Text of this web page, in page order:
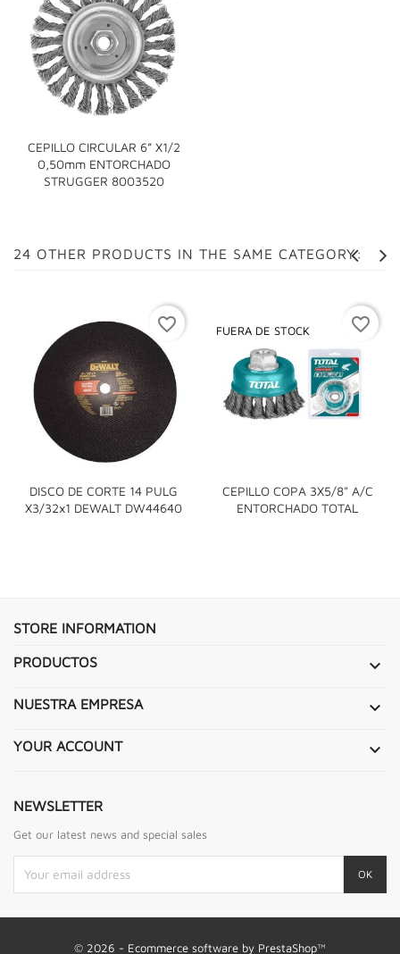
CEPILLO CIRCULAR 6” X1/2
0,50mm ENTORCHADO
STRUGGER 8003520
24 OTHER PRODUCTS IN THE SAME CATEGORY:
DISCO DE CORTE 14 PULG
X3/32x1 DEWALT DW44640
favorite_border
CEPILLO COPA 3X5/8" A/C
ENTORCHADO TOTAL
FUERA DE STOCK favorite_border
STORE INFORMATION
PRODUCTOS 
NUESTRA EMPRESA 
YOUR ACCOUNT 
NEWSLETTER
Get our latest news and special sales
© 2026 - Ecommerce software by PrestaShop™